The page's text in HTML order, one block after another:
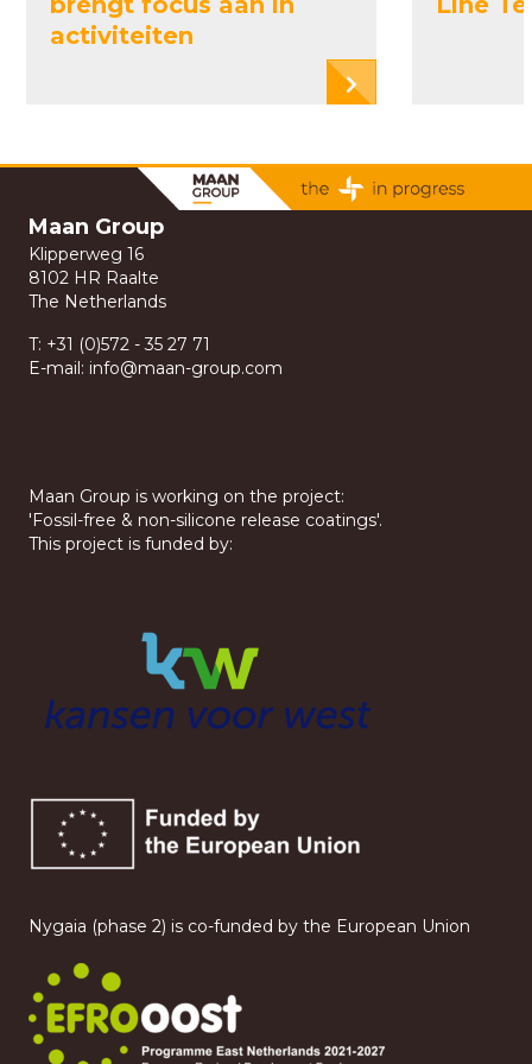
activiteiten
Maan Group
Klipperweg 16
8102 HR Raalte
The Netherlands
T: +31 (0)572 - 35 27 71
E-mail: info@maan-group.com
Maan Group is working on the project:
'Fossil-free & non-silicone release coatings'.
This project is funded by:
Nygaia (phase 2) is co-funded by the European Union